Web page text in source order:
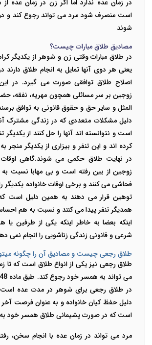
در زمان عده ندارد اما اگر زن در زمان عده
است منصرف شود مرد می تواند رجوع کند و
شوند
مصادیق طلاق مبارات چیست؟
در طلاق مبارات وقتی زن و شوهر از یکدیگر
یعنی هر دوی آنها تمایل به انجام طلاق دارند
اصلاح طلاق توافقی صورت می گیرد. در
زوجین بر سر مسائلی همچون مهریه، نفقه،
المثل و سایر حق و حقوق قانونی به توافق
دلیل مشکلات متعددی که در زندگی مشترک
است و نتوانسته اند آنها را حل کنند از یکدیگر
کرده اند و این تنفر و بیزاری از یکدیگر منجر
در نهایت طلاق حکمی می شوند.گاهی
زوجین از بین رفته است و بی مهابا نسبت
فحاشی می کنند و برخی اوقات خانواده یکدیگر
توهین قرار می دهند به همین دلیل است که
همدیگر تنفر پیدا می کنند و نسبت به هم
اینکه بعضا به خاطر اینکه یکی از طرفین یا
شرعی و قانونی زندگی زناشویی را انجام نمی
طلاق رجعی چیست و مصادیق آن را چگونه
طلاق رجعی نیز یکی از انواع طلاق است که تا
در طلاق رجعی برای شوهر در مدت عده
دلیل حفظ کیان خانواده و به عنوان فرصت
است که در صورت پشیمانی طلاق همسر خود به
مرد می تواند در زمان عده با انجام سخن،